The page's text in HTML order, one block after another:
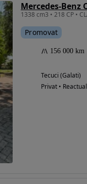
Mercedes-Benz
1338 cm3 • 218 CP •
Promovat
156 000 km
Tecuci (Galati)
Privat •